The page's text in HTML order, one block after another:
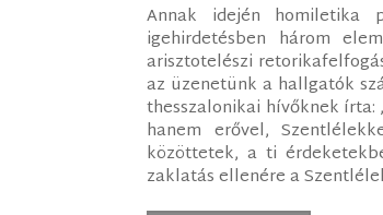
Annak idején homiletika
igehirdetésben három
arisztotelészi
az üzenetünk a hallgatók
thesszalonikai hívőknek
hanem erővel,
közöttetek, a ti
zaklatás ellenére a